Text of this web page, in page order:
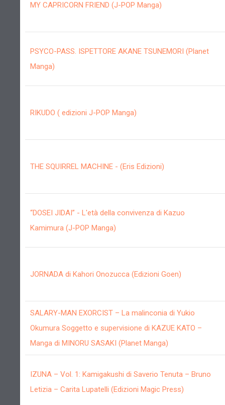
MY CAPRICORN FRIEND (J-POP Manga)
PSYCO-PASS. ISPETTORE AKANE TSUNEMORI (Planet
Manga)
RIKUDO ( edizioni J-POP Manga)
THE SQUIRREL MACHINE - (Eris Edizioni)
“DOSEI JIDAI” - L'età della convivenza di Kazuo
Kamimura (J-POP Manga)
JORNADA di Kahori Onozucca (Edizioni Goen)
SALARY-MAN EXORCIST – La malinconia di Yukio
Okumura Soggetto e supervisione di KAZUE KATO –
Manga di MINORU SASAKI (Planet Manga)
IZUNA – Vol. 1: Kamigakushi di Saverio Tenuta – Bruno
Letizia – Carita Lupatelli (Edizioni Magic Press)